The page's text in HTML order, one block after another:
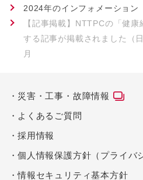
2024年のインフォメーション
【記事掲載】NTTPCの「健
する記事が掲載されました（
月
災害・工事・故障情報
よくあるご質問
採用情報
個人情報保護方針（プライバ
情報セキュリティ基本方針